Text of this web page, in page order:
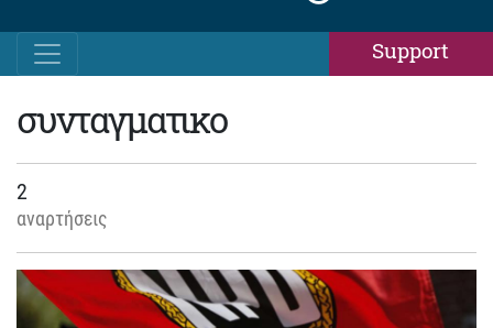
Support
συνταγματικο
2
αναρτήσεις